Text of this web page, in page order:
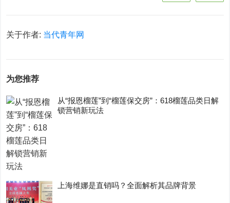
关于作者: 当代青年网
为您推荐
从“报恩榴莲”到“榴莲保交房”：618榴莲品类日解
锁营销新玩法
上海维娜是直销吗？全面解析其品牌背景